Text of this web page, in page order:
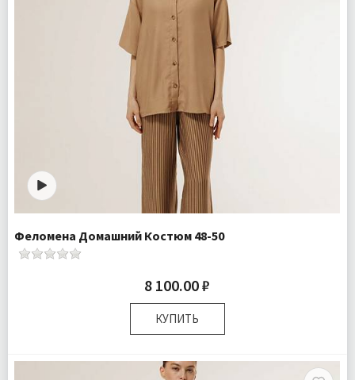
Феломена Домашний Костюм 48-50
8 100.00 ₽
КУПИТЬ
Рубашка 1шт, брюки 1шт